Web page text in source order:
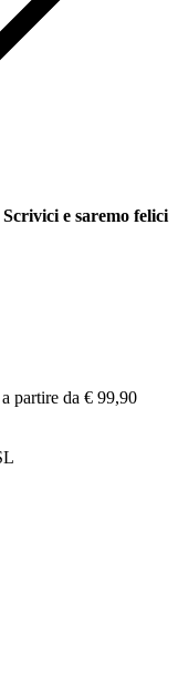
e saremo felici
a partire da € 99,90